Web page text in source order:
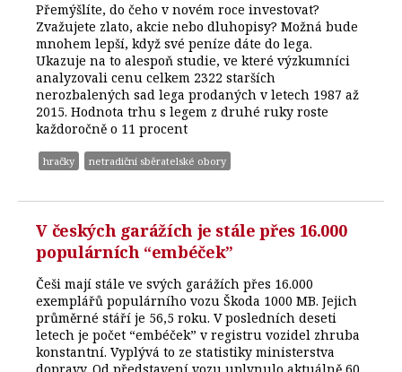
Přemýšlíte, do čeho v novém roce investovat?
Zvažujete zlato, akcie nebo dluhopisy? Možná bude
mnohem lepší, když své peníze dáte do lega.
Ukazuje na to alespoň studie, ve které výzkumníci
analyzovali cenu celkem 2322 starších
nerozbalených sad lega prodaných v letech 1987 až
2015. Hodnota trhu s legem z druhé ruky roste
každoročně o 11 procent
hračky netradiční sběratelské obory
V českých garážích je stále přes 16.000
populárních “embéček”
Češi mají stále ve svých garážích přes 16.000
exemplářů populárního vozu Škoda 1000 MB. Jejich
průměrné stáří je 56,5 roku. V posledních deseti
letech je počet “embéček” v registru vozidel zhruba
konstantní. Vyplývá to ze statistiky ministerstva